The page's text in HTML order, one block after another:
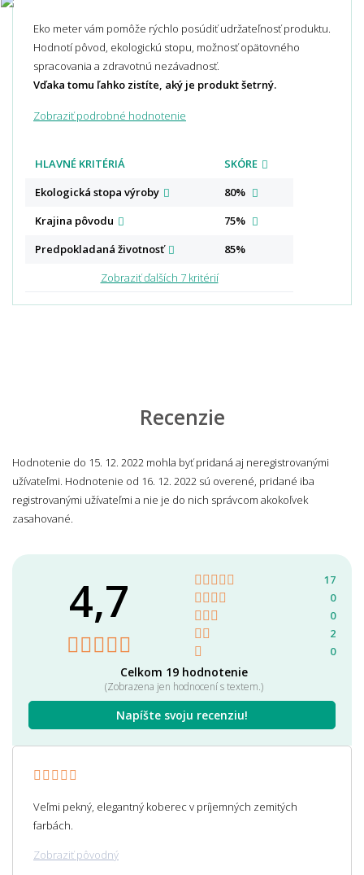
Eko meter vám pomôže rýchlo posúdiť udržateľnosť produktu.
Hodnotí pôvod, ekologickú stopu, možnosť opätovného
spracovania a zdravotnú nezávadnosť.
Vďaka tomu ľahko zistíte, aký je produkt šetrný.
Zobraziť podrobné hodnotenie
HLAVNÉ KRITÉRIÁ
SKÓRE
Ekologická stopa výroby
80%
Krajina pôvodu
75%
Predpokladaná životnosť
85%
Zobraziť ďalších 7 kritérií
Recenzie
Hodnotenie do 15. 12. 2022 mohla byť pridaná aj neregistrovanými
užívateľmi. Hodnotenie od 16. 12. 2022 sú overené, pridané iba
registrovanými užívateľmi a nie je do nich správcom akokoľvek
zasahované.
4,7
Celkom 19 hodnotenie
(Zobrazena jen hodnocení s textem.)
Napíšte svoju recenziu!
17
0
0
2
0
Veľmi pekný, elegantný koberec v príjemných zemitých
farbách.
Zobraziť pôvodný